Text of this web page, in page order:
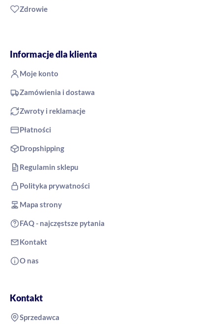
Zdrowie
Informacje dla klienta
Moje konto
Zamówienia i dostawa
Zwroty i reklamacje
Płatności
Dropshipping
Regulamin sklepu
Polityka prywatności
Mapa strony
FAQ - najczęstsze pytania
Kontakt
O nas
Kontakt
Sprzedawca